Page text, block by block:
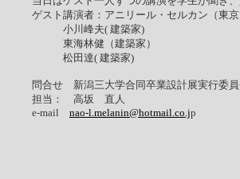
ゲスト講演者：アニリール・セルカン（東京
小川峰夫( 建築家)
東海林健（建築家）
松田達( 建築家)
問合せ 新潟三大学合同卒業設計展実行委員
担当： 高坂 直人
e-mail nao-l.melanin@hotmail.co.jp